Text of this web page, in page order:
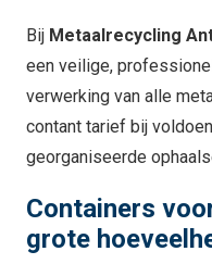
Bij Metaalrecycling
een veilige,
verwerking van alle
contant tarief bij
georganiseerde
Containers
grote